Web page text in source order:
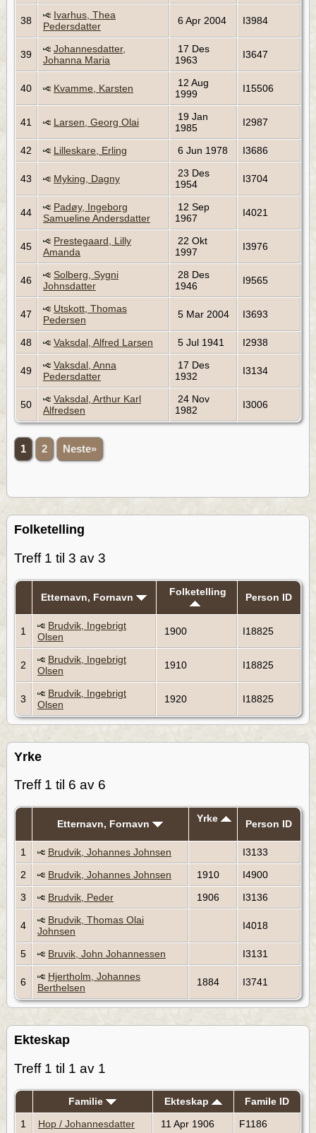
38
Ivarhus, Thea
Pedersdatter
6 Apr 2004 I3984
39
Johannesdatter,
Johanna Maria
17 Des
1963
I3647
40 Kvamme, Karsten
12 Aug
1999
I15506
41 Larsen, Georg Olai
19 Jan
1985
I2987
42 Lilleskare, Erling 6 Jun 1978 I3686
43 Myking, Dagny
23 Des
1954
I3704
44
Padøy, Ingeborg
Samueline Andersdatter
12 Sep
1967
I4021
45
Prestegaard, Lilly
Amanda
22 Okt
1997
I3976
46
Solberg, Sygni
Johnsdatter
28 Des
1946
I9565
47
Utskott, Thomas
Pedersen
5 Mar 2004 I3693
48 Vaksdal, Alfred Larsen 5 Jul 1941 I2938
49
Vaksdal, Anna
Pedersdatter
17 Des
1932
I3134
50
Vaksdal, Arthur Karl
Alfredsen
24 Nov
1982
I3006
1 2 Neste»
Folketelling
Treff 1 til 3 av 3
Etternavn, Fornavn Folketelling Person ID
1
Brudvik, Ingebrigt
Olsen
1900 I18825
2
Brudvik, Ingebrigt
Olsen
1910 I18825
3
Brudvik, Ingebrigt
Olsen
1920 I18825
Yrke
Treff 1 til 6 av 6
Etternavn, Fornavn Yrke Person ID
1 Brudvik, Johannes Johnsen
I3133
2
Brudvik, Johannes Johnsen 1910
I4900
3
Brudvik, Peder 1906 I3136
4
Brudvik, Thomas Olai
Johnsen
I4018
5 Bruvik, John Johannessen I3131
6
Hjertholm, Johannes
Berthelsen
1884 I3741
Ekteskap
Treff 1 til 1 av 1
Familie Ekteskap
Famile ID
1
Hop / Johannesdatter 11 Apr 1906 F1186